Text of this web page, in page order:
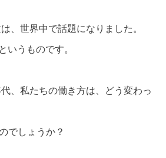
、世界中で話題になりました。
いうものです。
、私たちの働き方は、どう変わっ
でしょうか？